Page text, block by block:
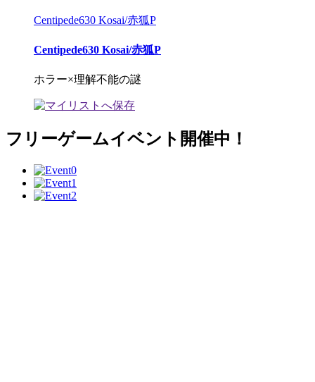
Centipede630 Kosai/赤狐P
Centipede630 Kosai/赤狐P
ホラー×理解不能の謎
フリーゲームイベント開催中！